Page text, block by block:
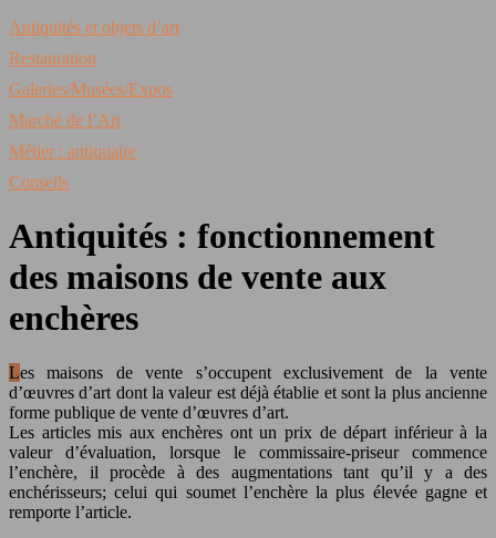
Antiquités et objets d’art
Restauration
Galeries/Musées/Expos
Marché de l’Art
Métier : antiquaire
Conseils
Antiquités : fonctionnement
des maisons de vente aux
enchères
Les maisons de vente s’occupent exclusivement de la vente
d’œuvres d’art dont la valeur est déjà établie et sont la plus ancienne
forme publique de vente d’œuvres d’art.
Les articles mis aux enchères ont un prix de départ inférieur à la
valeur d’évaluation, lorsque le commissaire-priseur commence
l’enchère, il procède à des augmentations tant qu’il y a des
enchérisseurs; celui qui soumet l’enchère la plus élevée gagne et
remporte l’article.